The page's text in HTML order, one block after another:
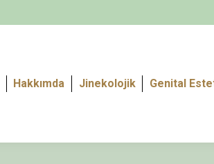
Hakkımda Jinekolojik Genital